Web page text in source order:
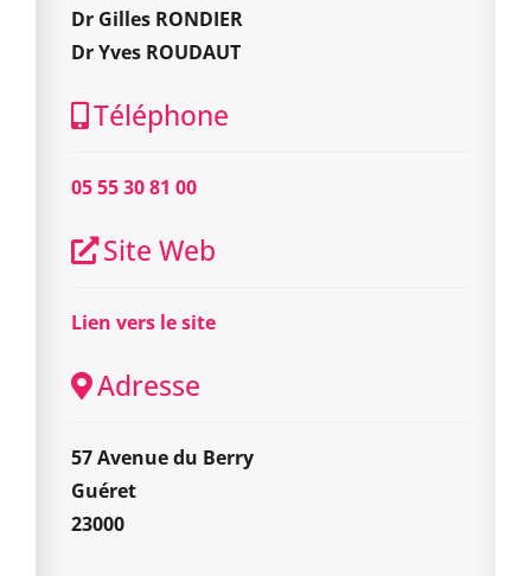
Dr Gilles RONDIER
Dr Yves ROUDAUT
Téléphone
05 55 30 81 00
Site Web
Lien vers le site
Adresse
57 Avenue du Berry
Guéret
23000